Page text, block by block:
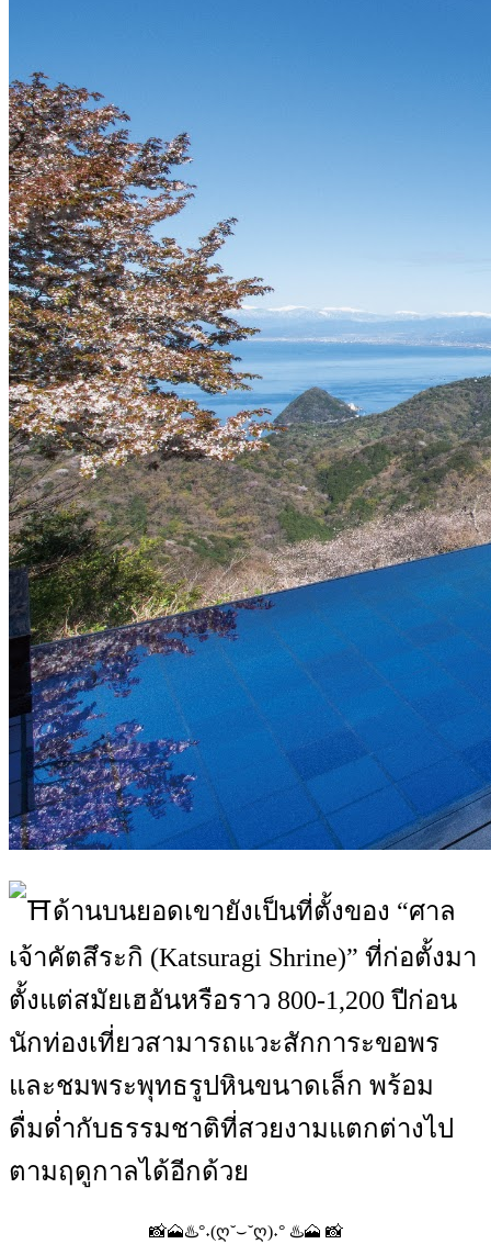
ด้านบนยอดเขายังเป็นที่ตั้งของ “ศาล
เจ้าคัตสึระกิ (Katsuragi Shrine)” ที่ก่อตั้งมา
ตั้งแต่สมัยเฮอันหรือราว 800-1,200 ปีก่อน
นักท่องเที่ยวสามารถแวะสักการะขอพร
และชมพระพุทธรูปหินขนาดเล็ก พร้อม
ดื่มด่ำกับธรรมชาติที่สวยงามแตกต่างไป
ตามฤดูกาลได้อีกด้วย
📸🗻♨️°˖(ღ˘⌣˘ღ)˖° ♨️🗻 📸